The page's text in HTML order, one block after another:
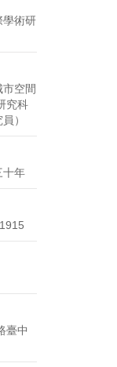
學術研
空間
究科
）
十年
臺中